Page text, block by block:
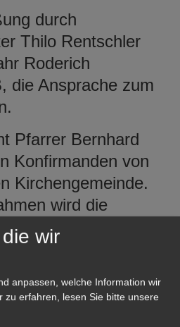
durch
Thilo Rentschler
Roderich
die Ansprache zum
Pfarrer Bernhard
Konfirmanden von
Kirchengemeinde.
wird die
Orchester
Christoph Wegel.
finden statt:
wir
anpassen, welche Information wir
zu erfahren, lesen Sie bitte unsere